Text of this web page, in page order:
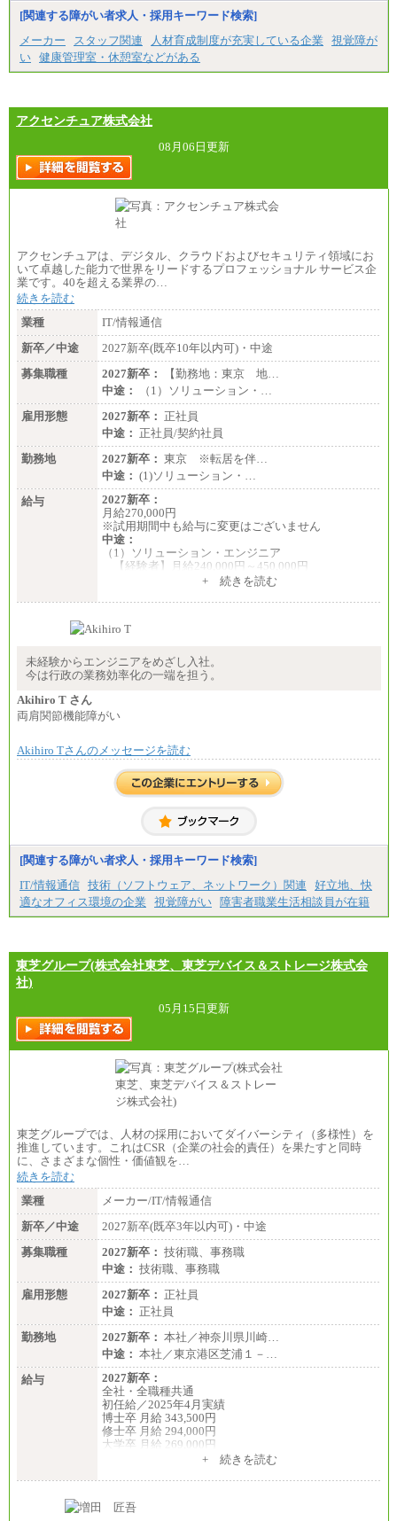
中途：
（1）月給 246,660円
（2）時間給 1,500円/月給モデル\337,000～
[関連する障がい者求人・採用キーワード検索]
メーカー
スタッフ関連 人材育成制度が充実している企業
視覚障が
い 健康管理室・休憩室などがある
アクセンチュア株式会社
08月06日更新
アクセンチュアは、デジタル、クラウドおよびセキュリティ領域にお
いて卓越した能力で世界をリードするプロフェッショナル サービス企
業です。40を超える業界の…
続きを読む
業種
IT/情報通信
新卒／中途
2027新卒(既卒10年以内可)・中途
募集職種
2027新卒：
【勤務地：東京 地…
中途：
（1）ソリューション・…
雇用形態
2027新卒： 正社員
中途： 正社員/契約社員
勤務地
2027新卒： 東京 ※転居を伴…
中途： (1)ソリューション・…
給与
2027新卒：
月給270,000円
※試用期間中も給与に変更はございません
中途：
（1）ソリューション・エンジニア
【経験者】月給240,000円～450,000円
※地域や業務内容によって変動があります
※地域や業務内容によって変動があります
（2）一般事務
※地域や業務内容によって変動があります
※試用期間中も給与に変更はございません
+ 続きを読む
未経験からエンジニアをめざし入社。
今は行政の業務効率化の一端を担う。
Akihiro T さん
両肩関節機能障がい
Akihiro Tさんのメッセージを読む
[関連する障がい者求人・採用キーワード検索]
IT/情報通信 技術（ソフトウェア、ネットワーク）関連
好立地、快
適なオフィス環境の企業
視覚障がい 障害者職業生活相談員が在籍
東芝グループ(株式会社東芝、東芝デバイス＆ストレージ株式会
社)
05月15日更新
東芝グループでは、人材の採用においてダイバーシティ（多様性）を
推進しています。これはCSR（企業の社会的責任）を果たすと同時
に、さまざまな個性・価値観を…
続きを読む
業種
メーカー/IT/情報通信
新卒／中途
2027新卒(既卒3年以内可)・中途
募集職種
2027新卒： 技術職、事務職
中途： 技術職、事務職
雇用形態
2027新卒： 正社員
中途： 正社員
勤務地
2027新卒： 本社／神奈川県川崎…
中途： 本社／東京港区芝浦１－…
給与
2027新卒：
全社・全職種共通
初任給／2025年4月実績
博士卒 月給 343,500円
修士卒 月給 294,000円
大学卒 月給 269,000円
※試用期間の給与に変更はございません
中途：
す。
+ 続きを読む